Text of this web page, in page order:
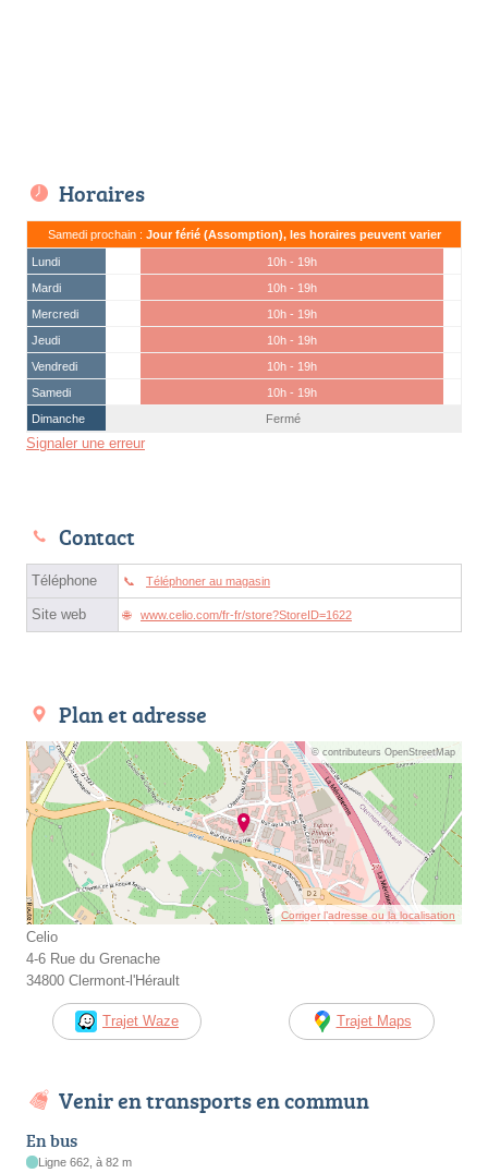
Horaires
Samedi prochain : Jour férié (Assomption), les horaires peuvent varier
Lundi
10h - 19h
Mardi
10h - 19h
Mercredi
10h - 19h
Jeudi
10h - 19h
Vendredi
10h - 19h
Samedi
10h - 19h
Dimanche
Fermé
Signaler une erreur
Contact
Téléphone Téléphoner au magasin
Site web www.celio.com/fr-fr/store?StoreID=1622
Plan et adresse
© contributeurs OpenStreetMap
Corriger l’adresse ou la localisation
Celio
4-6 Rue du Grenache
34800 Clermont-l'Hérault
Trajet Waze Trajet Maps
Venir en transports en commun
En bus
Ligne 662, à 82 m